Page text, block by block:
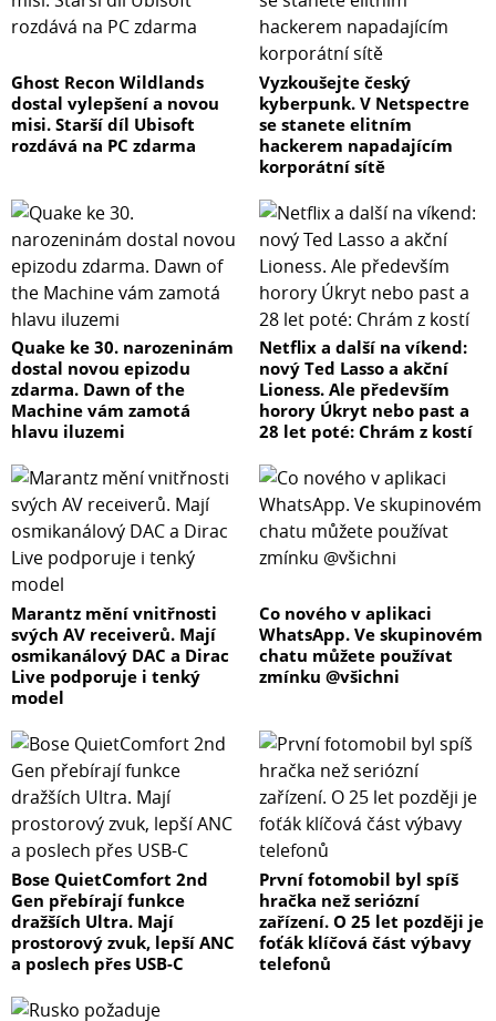
Ghost Recon Wildlands
dostal vylepšení a novou
misi. Starší díl Ubisoft
rozdává na PC zdarma
Vyzkoušejte český
kyberpunk. V Netspectre
se stanete elitním
hackerem napadajícím
korporátní sítě
Quake ke 30. narozeninám
dostal novou epizodu
zdarma. Dawn of the
Machine vám zamotá
hlavu iluzemi
Netflix a další na víkend:
nový Ted Lasso a akční
Lioness. Ale především
horory Úkryt nebo past a
28 let poté: Chrám z kostí
Marantz mění vnitřnosti
svých AV receiverů. Mají
osmikanálový DAC a Dirac
Live podporuje i tenký
model
Co nového v aplikaci
WhatsApp. Ve skupinovém
chatu můžete používat
zmínku @všichni
Bose QuietComfort 2nd
Gen přebírají funkce
dražších Ultra. Mají
prostorový zvuk, lepší ANC
a poslech přes USB-C
První fotomobil byl spíš
hračka než seriózní
zařízení. O 25 let později je
foťák klíčová část výbavy
telefonů